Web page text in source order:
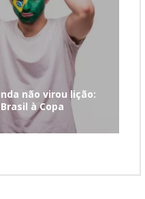
não virou lição:
à Copa